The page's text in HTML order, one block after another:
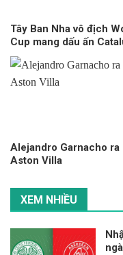
Tây Ban Nha vô địch
Cup mang dấu ấn
Alejandro Garnacho ra
Aston Villa
XEM NHIỀU